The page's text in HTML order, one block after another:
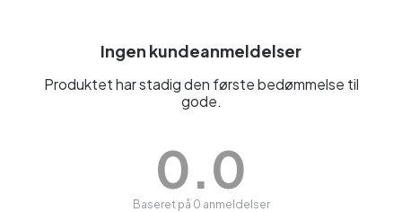
Ingen kundeanmeldelser
Produktet har stadig den første bedømmelse til
gode.
0.0
Baseret på 0 anmeldelser